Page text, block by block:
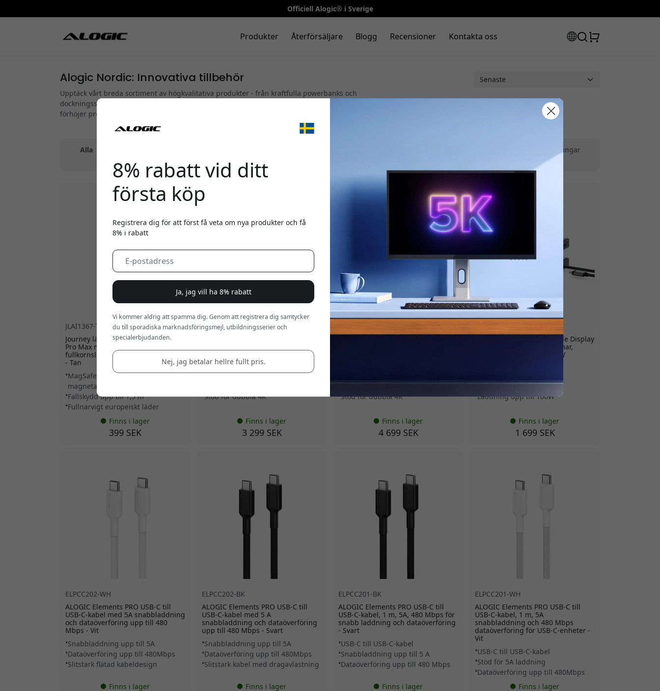
Officiell Alogic® i Sverige
Produkter Återförsäljare Blogg Recensioner Kontakta oss
Alogic Nordic: Innovativa tillbehör
Upptäck vårt breda sortiment av högkvalitativa produkter - från kraftfulla powerbanks och
dockningsstationer till ergonomiska laptophållare och 4K-skärmar. Alogic erbjuder smarta lösningar som
förhöjer prestandan och användarupplevelsen av dina enheter.
Alla
Skärmar & AV‑lösningar
JLAI1367-TN
Journey läderfodral för iPhone 13
Pro Max med MagSafe i
fullkornsläder och trådlös laddning
- Tan
MagSafe-kompatibel
magnetanslutning
Fallskydd upp till 1,5 m
Fullnarvigt europeiskt läder
Finns i lager
399 SEK
TB4H3TB
Delivery - Rymdgrå
40Gbps Thunderbolt 4-hastighet
Stöd för dubbla 4K
Finns i lager
3 299 SEK
Stöd för dubbla 4K
Finns i lager
4 699 SEK
ALOGIC DV3 Universal Triple Display
USB-C Hubb med tre skärmar,
Gigabit Ethernet och 100 W
Omfattande portutbud
Laddning upp till 100W
Finns i lager
1 699 SEK
ELPCC202-WH
ALOGIC Elements PRO USB-C till
USB-C-kabel med 5A snabbladdning
och dataöverföring upp till 480
Mbps - Vit
Snabbladdning upp till 5A
Dataöverföring upp till 480Mbps
Slitstark flätad kabeldesign
Finns i lager
ELPCC202-BK
ALOGIC Elements PRO USB-C till
USB-C-kabel med 5 A
snabbladdning och dataöverföring
upp till 480 Mbps - Svart
Snabbladdning upp till 5A
Dataöverföring upp till 480Mbps
Slitstark kabel med dragavlastning
Finns i lager
ELPCC201-BK
ALOGIC Elements PRO USB-C till
USB-C-kabel, 1 m, 5A, 480 Mbps för
snabb laddning och dataöverföring
- Svart
USB-C till USB-C-kabel
Snabbladdning upp till 5 A
Dataöverföring upp till 480 Mbps
Finns i lager
ELPCC201-WH
ALOGIC Elements PRO USB-C till
USB-C-kabel, 1 m, 5A
snabbladdning och 480 Mbps
dataöverföring för USB-C-enheter -
Vit
USB-C till USB-C-kabel
Stöd för 5A laddning
Dataöverföring upp till 480Mbps
Finns i lager
8% rabatt vid ditt
första köp
Registrera dig för att först få veta om nya produkter och få
8% i rabatt
Ja, jag vill ha 8% rabatt
Vi kommer aldrig att spamma dig. Genom att registrera dig samtycker
du till sporadiska marknadsföringsmejl, utbildningsserier och
specialerbjudanden.
Nej, jag betalar hellre fullt pris.
Använd denna kod i kassan för att få 8% rabatt.